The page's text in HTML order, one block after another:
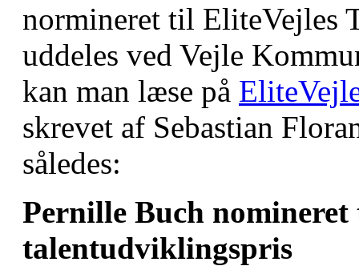
normineret til EliteVejles
uddeles ved Vejle
kan man læse på
skrevet af Sebastian
således:
Pernille Buch
talentudviklingspris